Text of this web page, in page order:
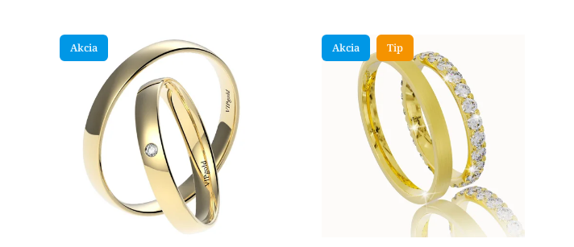
Akcia Akcia Tip